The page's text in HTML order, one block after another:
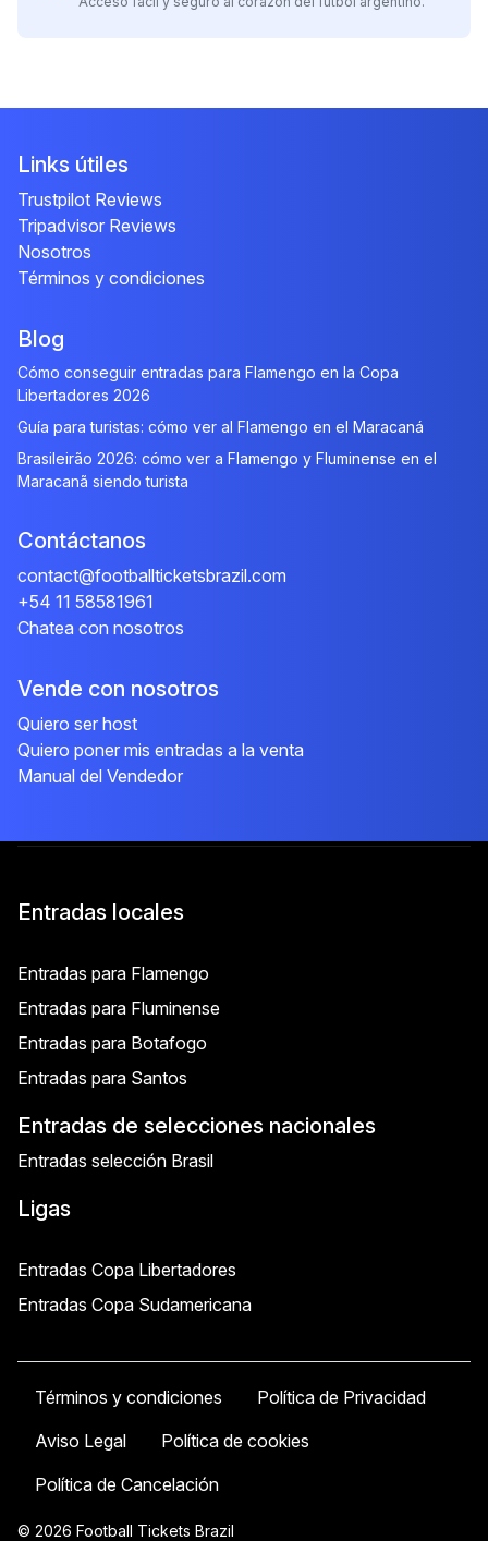
Links útiles
Trustpilot Reviews
Tripadvisor Reviews
Nosotros
Términos y condiciones
Blog
Cómo conseguir entradas para Flamengo en la Copa
Libertadores 2026
Guía para turistas: cómo ver al Flamengo en el Maracaná
Brasileirão 2026: cómo ver a Flamengo y Fluminense en el
Maracanã siendo turista
Contáctanos
contact@footballticketsbrazil.com
+54 11 58581961
Chatea con nosotros
Vende con nosotros
Quiero ser host
Quiero poner mis entradas a la venta
Manual del Vendedor
Entradas locales
Entradas para Flamengo
Entradas para Fluminense
Entradas para Botafogo
Entradas para Santos
Entradas de selecciones nacionales
Entradas selección Brasil
Ligas
Entradas Copa Libertadores
Entradas Copa Sudamericana
Términos y condiciones
Política de Privacidad
Aviso Legal
Política de cookies
Política de Cancelación
© 2026 Football Tickets Brazil